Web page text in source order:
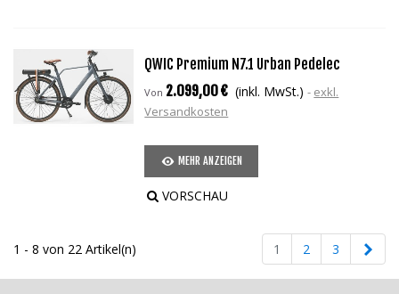
QWIC Premium N7.1 Urban Pedelec
Von 2.099,00 € (inkl. MwSt.)
exkl.
Versandkosten
MEHR ANZEIGEN
VORSCHAU
1 - 8 von 22 Artikel(n) 1 2 3